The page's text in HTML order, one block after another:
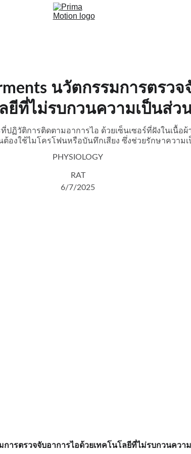
นวัตกรรมการตรว
ยีที่ไม่รบกวนความเป็นส่ว
ที่ปฏิวัติการติดตามอาการไอ ด้วยเซ็นเซอร์ที่ฝังในเนื้อ
ต้องใช้ไมโครโฟนหรือบันทึกเสียง ซึ่งช่วยรักษาความ
PHYSIOLOGY
RAT
6/7/2025
การตรวจจับอาการไอด้วยเทคโนโลยีที่ไม่รบกวนควา